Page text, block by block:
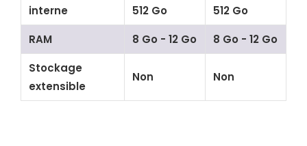
interne
512 Go
512 Go
RAM
8 Go - 12 Go
8 Go - 12 Go
Stockage
extensible
Non Non